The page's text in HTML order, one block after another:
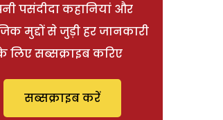
पसंदीदा कहानियां और
मुद्दों से जुड़ी हर जानकारी
लिए सब्सक्राइब करिए
सब्सक्राइब करें